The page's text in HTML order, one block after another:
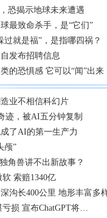
恐揭示地球未来遭遇
最致命杀手，是“它们”
过就是福”，是指哪四祸？
发布招聘信息
的恐惧感 它可以“闻”出来
业不相信科幻片
迹，被AI五分钟复制
了AI的第一生产力
颅”
角兽讲不出新故事？
索赔1340亿
沟长400公里 地形丰富多
亏损 宣布ChatGPT将…